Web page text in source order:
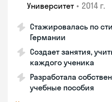
Университет • 2014 г.
Стажировалась по
Германии
Создает занятия,
каждого ученика
Разработала
учебные пособия